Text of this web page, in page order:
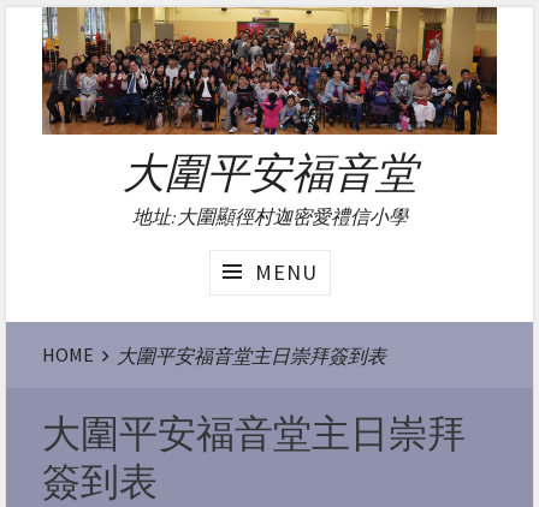
content
大圍平安福音堂
地址:大圍顯徑村迦密愛禮信小學
MENU
Website
Breadcrumbs
HOME 大圍平安福音堂主日崇拜簽到表
大圍平安福音堂主日崇拜
簽到表